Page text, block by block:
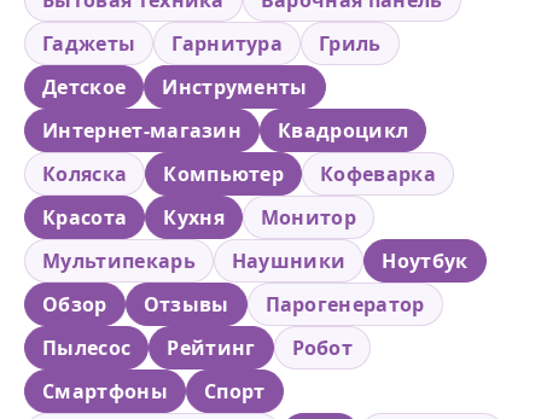
Гаджеты
Гарнитура
Гриль
Детское
Инструменты
Интернет-магазин
Квадроцикл
Коляска
Компьютер
Кофеварка
Красота
Кухня
Монитор
Мультипекарь
Наушники
Ноутбук
Обзор
Отзывы
Парогенератор
Пылесос
Рейтинг
Робот
Смартфоны
Спорт